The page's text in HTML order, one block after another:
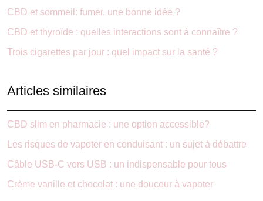
CBD et sommeil: fumer, une bonne idée ?
CBD et thyroïde : quelles interactions sont à connaître ?
Trois cigarettes par jour : quel impact sur la santé ?
Articles similaires
CBD slim en pharmacie : une option accessible?
Les risques de vapoter en conduisant : un sujet à débattre
Câble USB-C vers USB : un indispensable pour tous
Crème vanille et chocolat : une douceur à vapoter